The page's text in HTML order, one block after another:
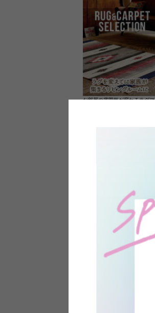
お部屋の雰囲気が変わるラグマ
素材の良さを活かしたウッドソ
ケットのペンダントライト
インフォメーション